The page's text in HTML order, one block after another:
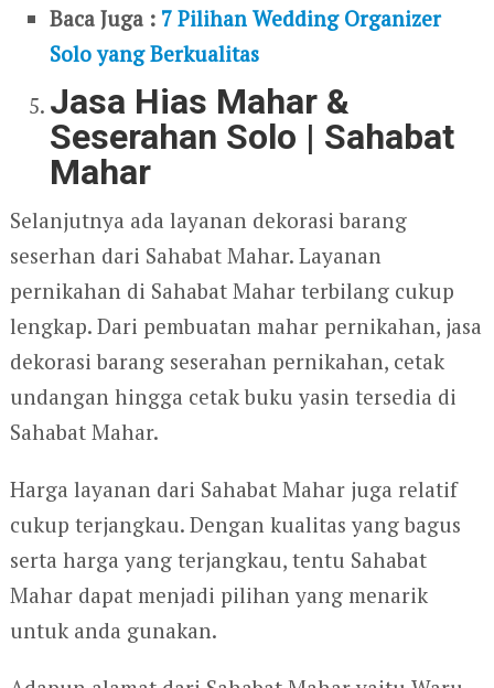
Baca Juga : 7 Pilihan Wedding Organizer
Solo yang Berkualitas
Jasa Hias Mahar &
Seserahan Solo | Sahabat
Mahar
Selanjutnya ada layanan dekorasi barang
seserhan dari Sahabat Mahar. Layanan
pernikahan di Sahabat Mahar terbilang cukup
lengkap. Dari pembuatan mahar pernikahan, jasa
dekorasi barang seserahan pernikahan, cetak
undangan hingga cetak buku yasin tersedia di
Sahabat Mahar.
Harga layanan dari Sahabat Mahar juga relatif
cukup terjangkau. Dengan kualitas yang bagus
serta harga yang terjangkau, tentu Sahabat
Mahar dapat menjadi pilihan yang menarik
untuk anda gunakan.